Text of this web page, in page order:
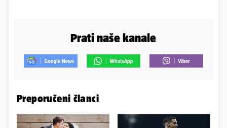
Prati naše kanale
Preporučeni članci